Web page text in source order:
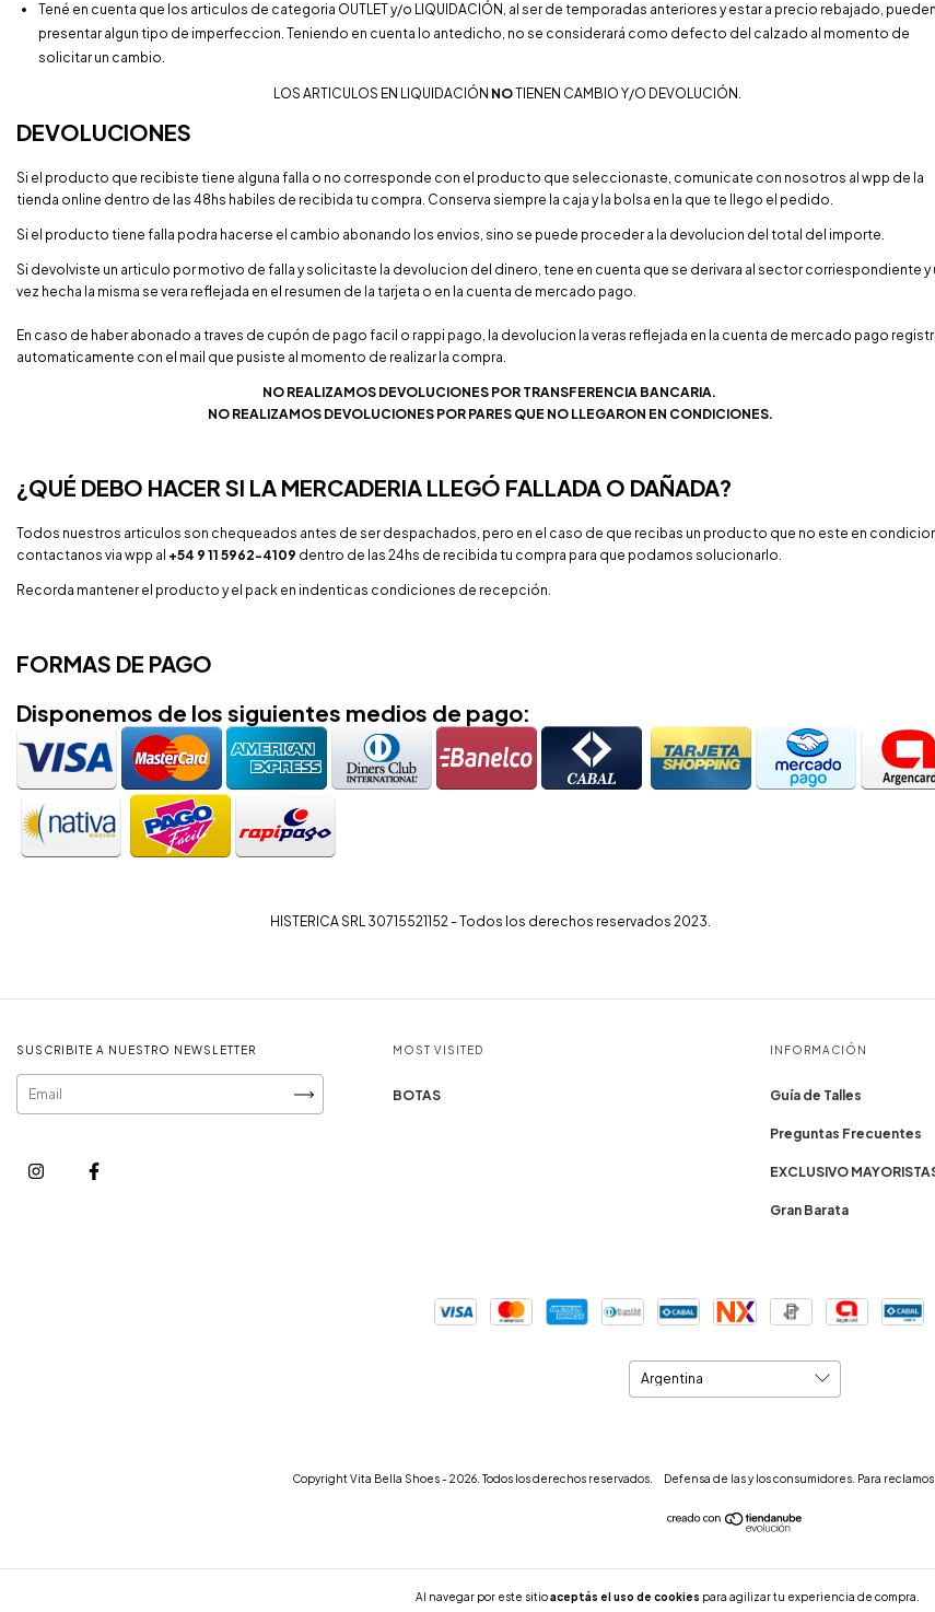
Al navegar por este sitioaceptás el uso de cookies para agilizar tu experiencia de compra.
Tené en cuenta que los articulos de categoria OUTLET y/o LIQUIDACIÓN, al ser de temporadas anteriores y estar a precio rebajado, pueden
presentar algun tipo de imperfeccion. Teniendo en cuenta lo antedicho, no se considerará como defecto del calzado al momento de
solicitar un cambio.
LOS ARTICULOS EN LIQUIDACIÓN NOTIENEN CAMBIO Y/O DEVOLUCIÓN.
DEVOLUCIONES
Si el producto que recibiste tiene alguna falla o no corresponde con el producto que seleccionaste, comunicate con nosotros al wpp de la
tienda online dentro de las 48hs habiles de recibida tu compra. Conserva siempre la caja y la bolsa en la que te llego el pedido.
Si el producto tiene falla podra hacerse el cambio abonando los envios, sino se puede proceder a la devolucion del total del importe.
Si devolviste un articulo por motivo de falla y solicitaste la devolucion del dinero, tene en cuenta que se derivara al sector corriespondiente y
vez hecha la misma se vera reflejada en el resumen de la tarjeta o en la cuenta de mercado pago.
En caso de haber abonado a traves de cupón de pago facil o rappi pago, la devolucion la veras reflejada en la cuenta de mercado pago
automaticamente con el mail que pusiste al momento de realizar la compra.
NO REALIZAMOS DEVOLUCIONES POR TRANSFERENCIA BANCARIA.
NO REALIZAMOS DEVOLUCIONES POR PARES QUE NO LLEGARON EN CONDICIONES.
¿QUÉ DEBO HACER SI LA MERCADERIA LLEGÓ FALLADA O DAÑADA?
Todos nuestros articulos son chequeados antes de ser despachados, pero en el caso de que recibas un producto que no este en
contactanos via wpp al +54 9 11 5962-4109 dentro de las 24hs de recibida tu compra para que podamos solucionarlo.
Recorda mantener el producto y el pack en indenticas condiciones de recepción.
FORMAS DE PAGO
Disponemos de los siguientes medios de pago:
HISTERICA SRL 30715521152 - Todos los derechos reservados 2023.
SUSCRIBITE A NUESTRO NEWSLETTER MOST VISITED
BOTAS
INFORMACIÓN
Guía de Talles
Preguntas Frecuentes
EXCLUSIVO
Gran Barata
Copyright Vita Bella Shoes - 2026. Todos los derechos reservados. Defensa de las y los consumidores. Para reclamos